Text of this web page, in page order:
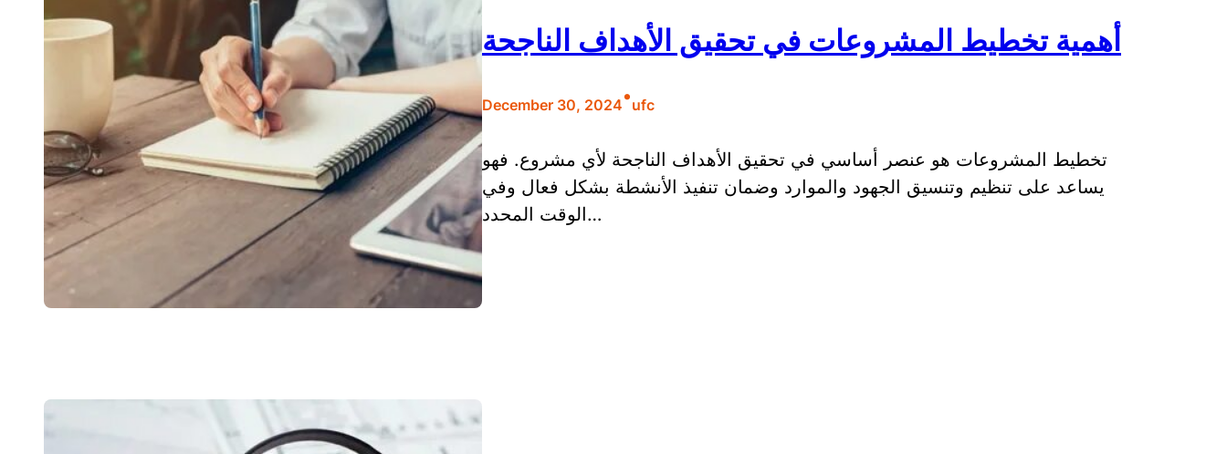
أهمية تخطيط المشروعات في تحقيق الأهداف الناجحة
December 30, 2024•ufc
تخطيط المشروعات هو عنصر أساسي في تحقيق الأهداف الناجحة لأي مشروع. فهو
يساعد على تنظيم وتنسيق الجهود والموارد وضمان تنفيذ الأنشطة بشكل فعال وفي
الوقت المحدد…